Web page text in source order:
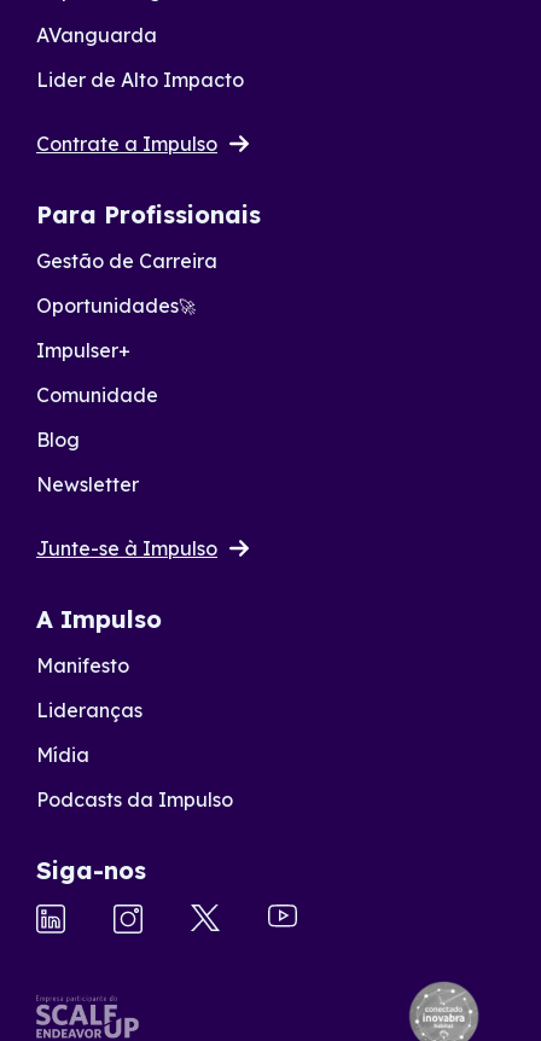
AVanguarda
Lider de Alto Impacto
Contrate a Impulso
Para Profissionais
Gestão de Carreira
Oportunidades🚀
Impulser+
Comunidade
Blog
Newsletter
Junte-se à Impulso
A Impulso
Manifesto
Lideranças
Mídia
Podcasts da Impulso
Siga-nos